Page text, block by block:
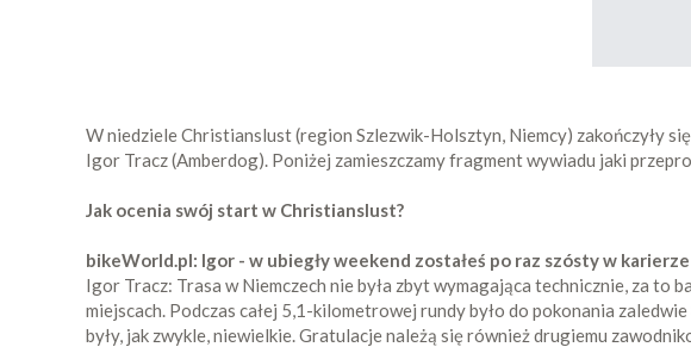
W niedziele Christianslust (region Szlezwik-Holsztyn, Niemcy) zakończyły
Igor Tracz (Amberdog). Poniżej zamieszczamy fragment wywiadu jaki
Jak ocenia swój start w Christianslust?
bikeWorld.pl: Igor - w ubiegły weekend zostałeś po raz szósty w
Igor Tracz: Trasa w Niemczech nie była zbyt wymagająca technicznie, za to
miejscach. Podczas całej 5,1-kilometrowej rundy było do pokonania
były, jak zwykle, niewielkie. Gratulacje należą się również drugiemu